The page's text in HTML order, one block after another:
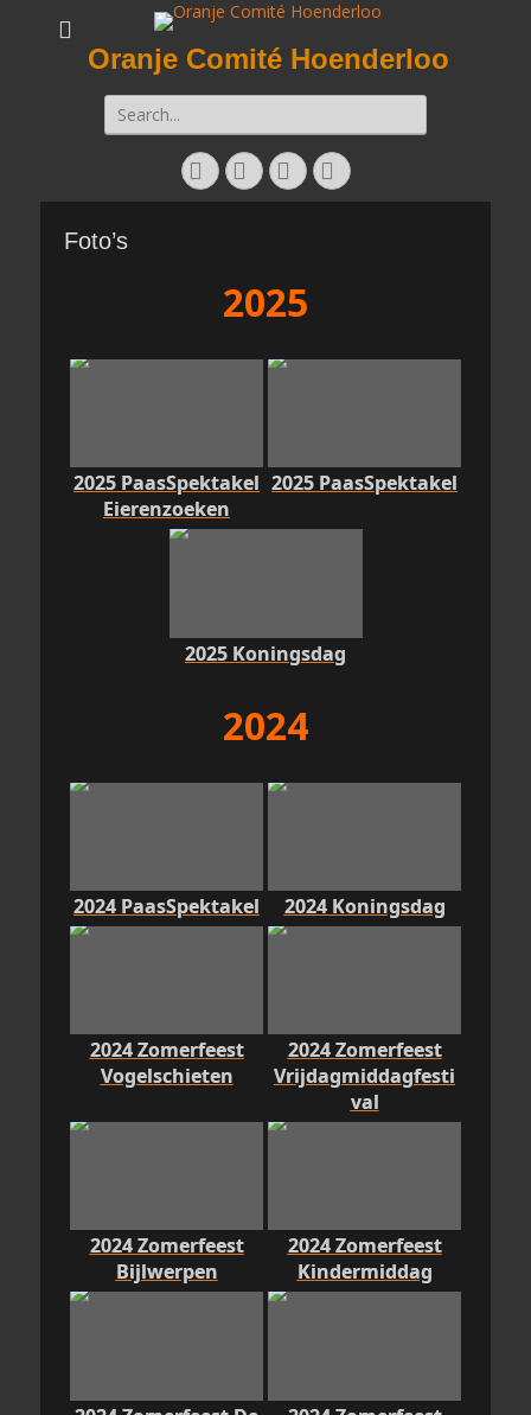
Oranje Comité Hoenderloo
Zoeken
naar:
Facebook
Twitter
E-
mail
Instagram
Foto’s
2025
2025 PaasSpektakel
Eierenzoeken
2025 PaasSpektakel
2025 Koningsdag
2024
2024 PaasSpektakel 2024 Koningsdag
2024 Zomerfeest
Vogelschieten
2024 Zomerfeest
Vrijdagmiddagfesti
val
2024 Zomerfeest
Bijlwerpen
2024 Zomerfeest
Kindermiddag